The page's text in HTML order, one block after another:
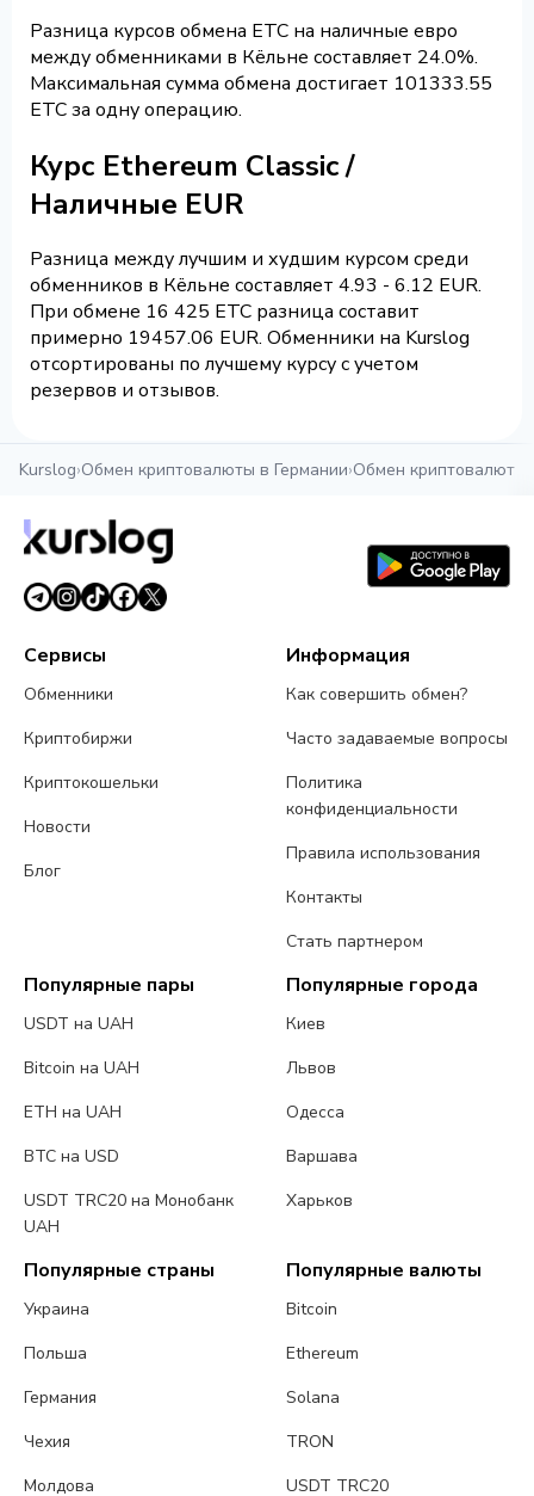
Разница курсов обмена ETC на наличные евро
между обменниками в Кёльне составляет 24.0%.
Максимальная сумма обмена достигает 101333.55
ETC за одну операцию.
Курс Ethereum Classic /
Наличные EUR
Разница между лучшим и худшим курсом среди
обменников в Кёльне составляет 4.93 - 6.12 EUR.
При обмене 16 425 ETC разница составит
примерно 19457.06 EUR. Обменники на Kurslog
отсортированы по лучшему курсу с учетом
резервов и отзывов.
Kurslog›Обмен криптовалюты в Германии›Обмен криптовалюты
Сервисы
Обменники
Криптобиржи
Криптокошельки
Новости
Блог
Информация
Как совершить обмен?
Часто задаваемые вопросы
Политика
конфиденциальности
Правила использования
Контакты
Стать партнером
Популярные пары
USDT на UAH
Bitcoin на UAH
ETH на UAH
BTC на USD
USDT TRC20 на Монобанк
UAH
Популярные города
Киев
Львов
Одесса
Варшава
Харьков
Популярные страны
Украина
Польша
Германия
Чехия
Молдова
Популярные валюты
Bitcoin
Ethereum
Solana
TRON
USDT TRC20